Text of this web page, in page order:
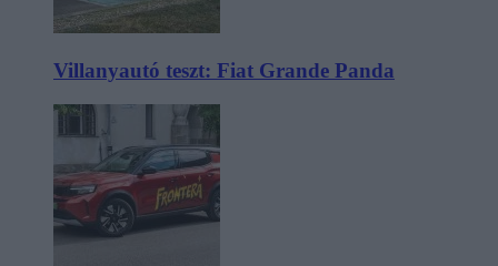
Villanyautó teszt: Fiat Grande Panda